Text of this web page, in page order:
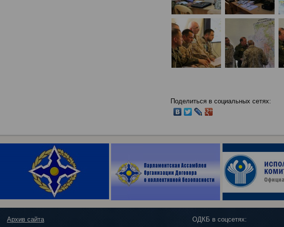
Поделиться в социальных сетях:
Архив сайта ОДКБ в соцсетях: